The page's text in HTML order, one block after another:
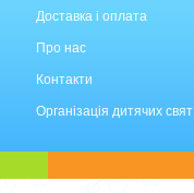
Доставка і оплата
Про нас
Контакти
Організація дитячих свят